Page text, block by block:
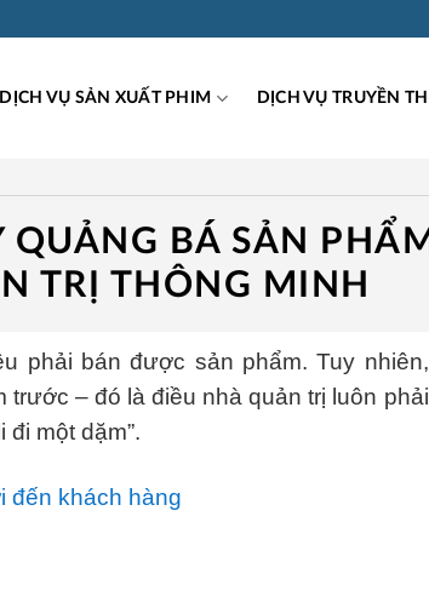
DỊCH VỤ SẢN XUẤT PHIM DỊCH VỤ TRUYỀN
BÁ SẢN PHẨM
TRỊ THÔNG MINH
phải bán được sản phẩm. Tuy nhiên,
– đó là điều nhà quản trị luôn phải
đi một dặm”.
đến khách hàng